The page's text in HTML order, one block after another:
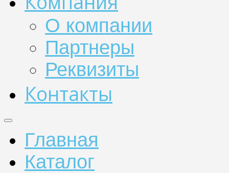
О компании
Партнеры
Реквизиты
Контакты
Главная
Каталог